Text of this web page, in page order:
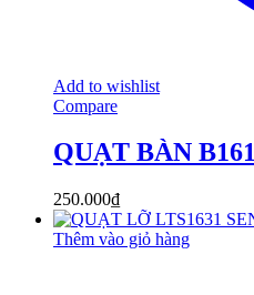
Add to wishlist
Compare
QUẠT BÀN
250.000₫
Thêm vào giỏ hàng